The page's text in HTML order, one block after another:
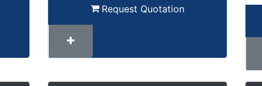
Request Quotation